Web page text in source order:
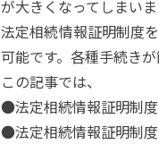
が大きくなってしまいま
法定相続情報証明制度
可能です。各種手続き
この記事では、
●法定相続情報証明制度
●法定相続情報証明制